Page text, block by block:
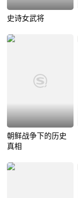
史诗女武将
朝鲜战争下的历史
真相